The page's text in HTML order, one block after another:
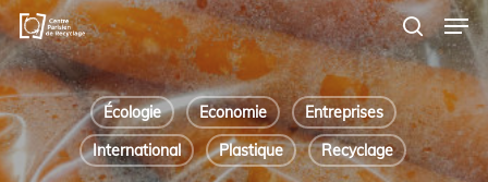
Skip
to
main
content
search
Écologie Economie
Entreprises
International
Plastique Recyclage